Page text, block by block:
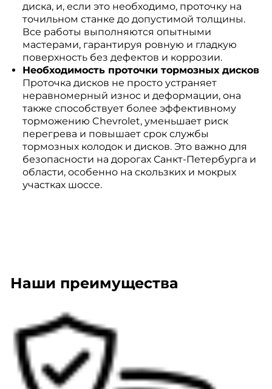
диска, и, если это необходимо, проточку на
точильном станке до допустимой толщины.
Все работы выполняются опытными
мастерами, гарантируя ровную и гладкую
поверхность без дефектов и коррозии.
Необходимость проточки тормозных дисков
Проточка дисков не просто устраняет
неравномерный износ и деформации, она
также способствует более эффективному
торможению Chevrolet, уменьшает риск
перегрева и повышает срок службы
тормозных колодок и дисков. Это важно для
безопасности на дорогах Санкт-Петербурга и
области, особенно на скользких и мокрых
участках шоссе.
Наши преимущества